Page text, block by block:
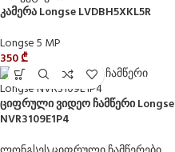
კამერა Longse LVDBH5XKL5R
Longse 5 MP
350₾
ციფრული ვიდეო ჩამწერი Longse
NVR3109E1P4